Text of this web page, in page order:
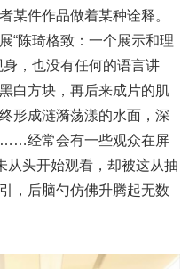
某件作品做着某种诠释。
“陈琦格致：一个展示和理
，也没有任何的语言讲
白方块，再后来成片的肌
形成涟漪荡漾的水面，深
经常会有一些观众在屏
从头开始观看，却被这从抽
，后脑勺仿佛升腾起无数